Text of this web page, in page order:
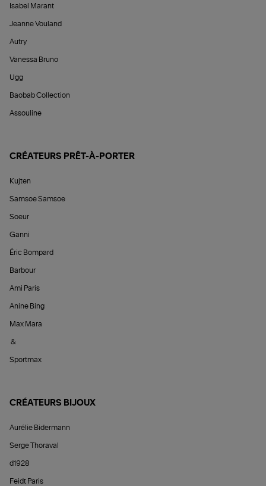
Isabel Marant
Jeanne Vouland
Autry
Vanessa Bruno
Ugg
Baobab Collection
Assouline
CRÉATEURS PRÊT-À-PORTER
Kujten
Samsoe Samsoe
Soeur
Ganni
Éric Bompard
Barbour
Ami Paris
Anine Bing
Max Mara
&
Sportmax
CRÉATEURS BIJOUX
Aurélie Bidermann
Serge Thoraval
d1928
Feidt Paris